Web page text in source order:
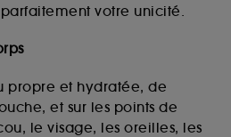
votre unicité.
propre et hydratée, de
et sur les points de
le visage, les oreilles, les
des paiements en ligne :
de paiement et les
:il s’agit de cookies
et/ou la fourniture de
du site, tel que les